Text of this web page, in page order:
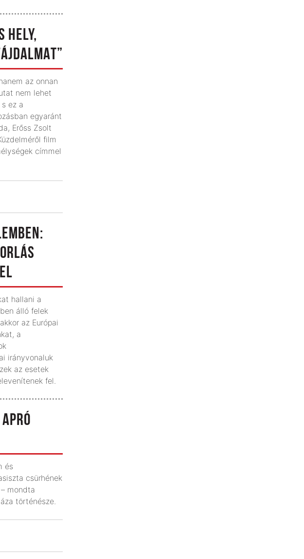
HELY,
az onnan
nem lehet
ez a
egyaránt
Erőss Zsolt
film
címmel
hallani a
álló felek
az Európai
a
irányvonaluk
az esetek
fel.
és
csürhének
mondta
történésze.